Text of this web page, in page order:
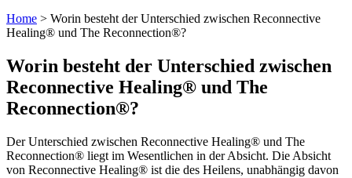
Home > Worin besteht der Unterschied zwischen Reconnective
Healing® und The Reconnection®?
Worin besteht der Unterschied zwischen
Reconnective Healing® und The
Reconnection®?
Der Unterschied zwischen Reconnective Healing® und The
Reconnection® liegt im Wesentlichen in der Absicht. Die Absicht
von Reconnective Healing® ist die des Heilens, unabhängig davon